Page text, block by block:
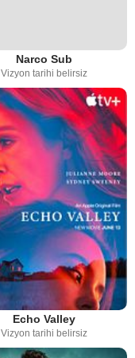
Narco Sub
Vizyon tarihi belirsiz
Echo Valley
Vizyon tarihi belirsiz